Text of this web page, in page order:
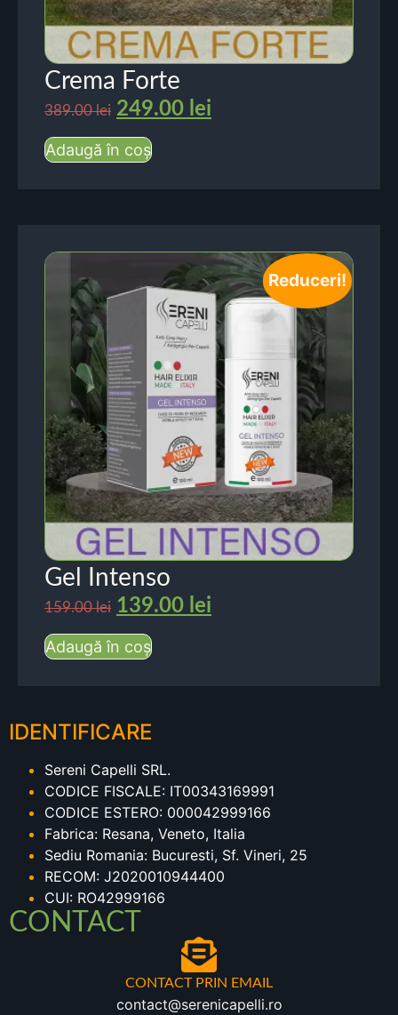
Crema Forte
389.00lei 249.00 lei
Adaugă în coș
Reduceri!
Gel Intenso
159.00lei 139.00 lei
Adaugă în coș
IDENTIFICARE
Sereni Capelli SRL.
CODICE FISCALE: IT00343169991
CODICE ESTERO: 000042999166
Fabrica: Resana, Veneto, Italia
Sediu Romania: Bucuresti, Sf. Vineri, 25
RECOM: J2020010944400
CUI: RO42999166
CONTACT
CONTACT PRIN EMAIL
contact@serenicapelli.ro